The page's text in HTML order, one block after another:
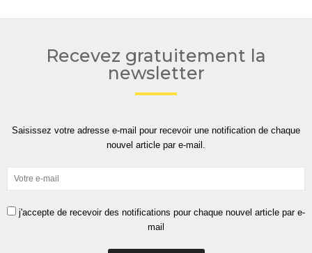
Recevez gratuitement la
newsletter
Saisissez votre adresse e-mail pour recevoir une notification de chaque
nouvel article par e-mail.
j'accepte de recevoir des notifications pour chaque nouvel article par e-
mail